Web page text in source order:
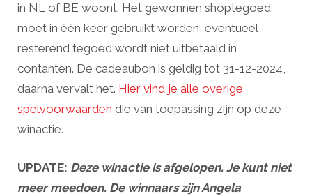
in NL of BE woont. Het gewonnen shoptegoed
moet in één keer gebruikt worden, eventueel
resterend tegoed wordt niet uitbetaald in
contanten. De cadeaubon is geldig tot 31-12-2024,
daarna vervalt het. Hier vind je alle overige
spelvoorwaarden die van toepassing zijn op deze
winactie.
UPDATE: Deze winactie is afgelopen. Je kunt niet
meer meedoen. De winnaars zijn Angela